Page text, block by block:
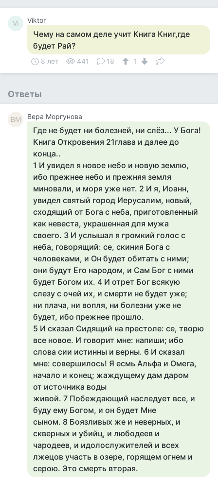
Vi Viktor
Чему на самом деле учит Книга Книг,где
будет Рай?
8 лет 441 18 1
Ответы
ВМ Вера Моргунова
Где не будет ни болезней, ни слёз... У Бога!
Книга Откровения 21глава и далее до
конца..
1 И увидел я новое небо и новую землю,
ибо прежнее небо и прежняя земля
миновали, и моря уже нет. 2 И я, Иоанн,
увидел святый город Иерусалим, новый,
сходящий от Бога с неба, приготовленный
как невеста, украшенная для мужа
своего. 3 И услышал я громкий голос с
неба, говорящий: се, скиния Бога с
человеками, и Он будет обитать с ними;
они будут Его народом, и Сам Бог с ними
будет Богом их. 4 И отрет Бог всякую
слезу с очей их, и смерти не будет уже;
ни плача, ни вопля, ни болезни уже не
будет, ибо прежнее прошло.
5 И сказал Сидящий на престоле: се, творю
все новое. И говорит мне: напиши; ибо
слова сии истинны и верны. 6 И сказал
мне: совершилось! Я есмь Альфа и Омега,
начало и конец; жаждущему дам даром
от источника воды
живой. 7 Побеждающий наследует все, и
буду ему Богом, и он будет Мне
сыном. 8 Боязливых же и неверных, и
скверных и убийц, и любодеев и
чародеев, и идолослужителей и всех
лжецов участь в озере, горящем огнем и
серою. Это смерть вторая.